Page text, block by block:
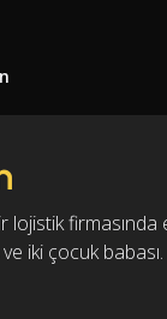
lojistik
iki çocuk babası.